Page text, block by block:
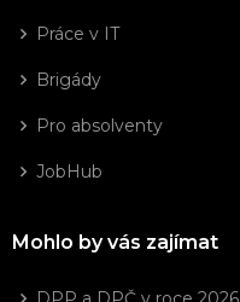
Práce v IT
Brigády
Pro absolventy
JobHub
Mohlo by vás zajímat